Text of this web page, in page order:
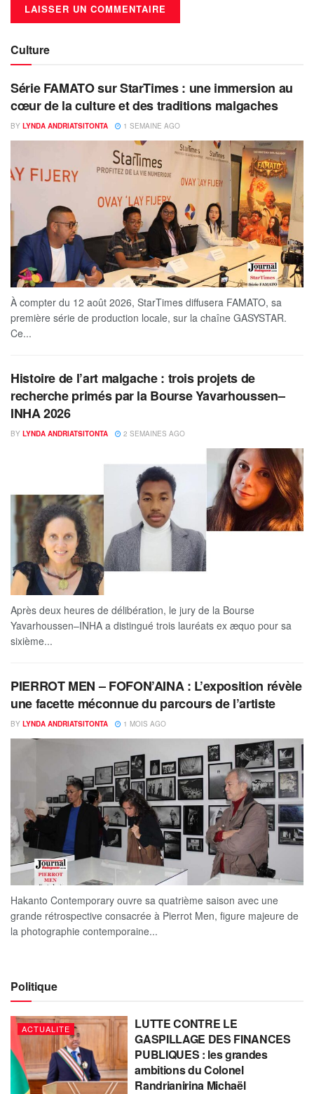
Culture
Série FAMATO sur StarTimes : une immersion au
cœur de la culture et des traditions malgaches
BY LYNDA ANDRIATSITONTA 1 SEMAINE AGO
À compter du 12 août 2026, StarTimes diffusera FAMATO, sa
première série de production locale, sur la chaîne GASYSTAR.
Ce...
Histoire de l’art malgache : trois projets de
recherche primés par la Bourse Yavarhoussen–
INHA 2026
BY LYNDA ANDRIATSITONTA 2 SEMAINES AGO
Après deux heures de délibération, le jury de la Bourse
Yavarhoussen–INHA a distingué trois lauréats ex æquo pour sa
sixième...
PIERROT MEN – FOFON’AINA : L’exposition révèle
une facette méconnue du parcours de l’artiste
BY LYNDA ANDRIATSITONTA 1 MOIS AGO
Hakanto Contemporary ouvre sa quatrième saison avec une
grande rétrospective consacrée à Pierrot Men, figure majeure de
la photographie contemporaine...
Politique
ACTUALITE
LUTTE CONTRE LE
GASPILLAGE DES FINANCES
PUBLIQUES : les grandes
ambitions du Colonel
Randrianirina Michaël